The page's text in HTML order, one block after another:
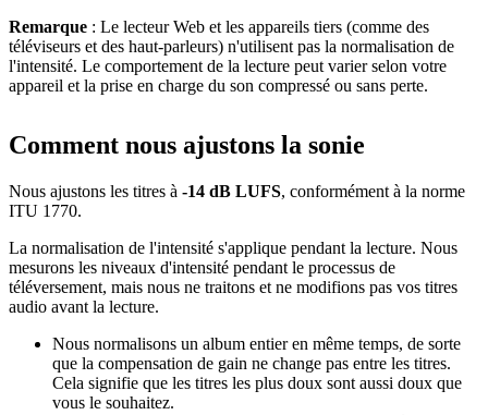
Remarque : Le lecteur Web et les appareils tiers (comme des
téléviseurs et des haut-parleurs) n'utilisent pas la normalisation de
l'intensité. Le comportement de la lecture peut varier selon votre
appareil et la prise en charge du son compressé ou sans perte.
Comment nous ajustons la sonie
Nous ajustons les titres à -14 dB LUFS, conformément à la norme
ITU 1770.
La normalisation de l'intensité s'applique pendant la lecture. Nous
mesurons les niveaux d'intensité pendant le processus de
téléversement, mais nous ne traitons et ne modifions pas vos titres
audio avant la lecture.
Nous normalisons un album entier en même temps, de sorte
que la compensation de gain ne change pas entre les titres.
Cela signifie que les titres les plus doux sont aussi doux que
vous le souhaitez.